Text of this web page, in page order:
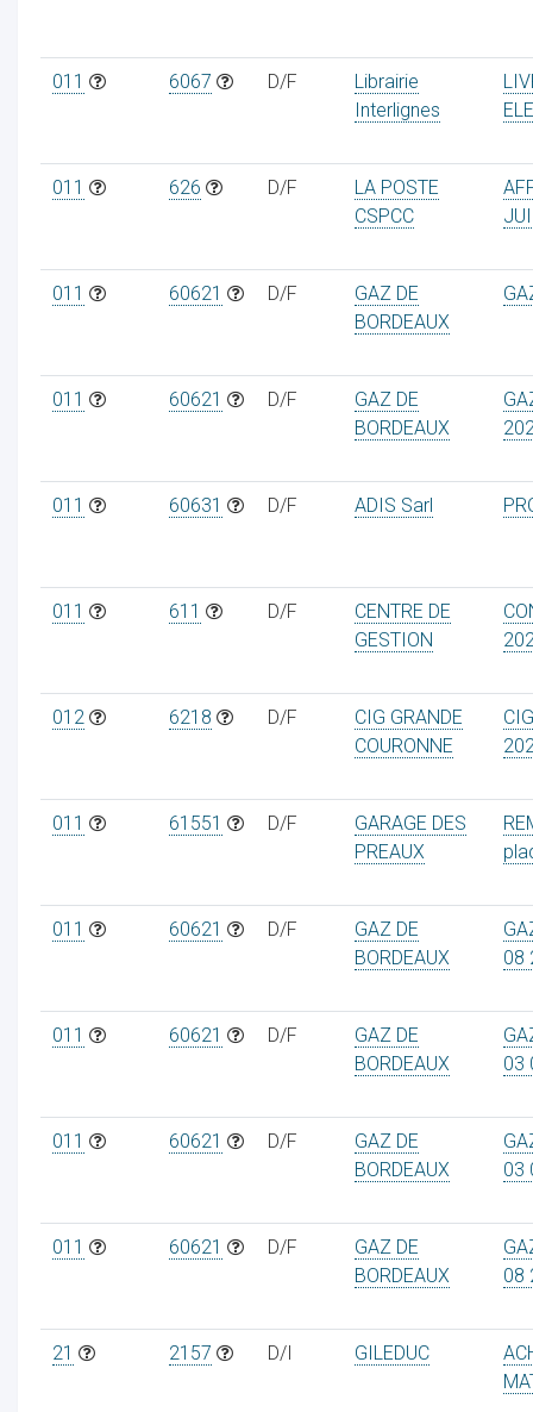
011 6067 D/F
Librairie
Interlignes
011 626 D/F
LA POSTE
CSPCC
011 60621 D/F
GAZ DE
BORDEAUX
011 60621 D/F
GAZ DE
BORDEAUX
011 60631 D/F ADIS Sarl
011 611 D/F
CENTRE DE
GESTION
012 6218 D/F
CIG GRANDE
COURONNE
011 61551 D/F
GARAGE DES
PREAUX
011 60621 D/F
GAZ DE
BORDEAUX
08
011 60621 D/F
GAZ DE
BORDEAUX
03
011 60621 D/F
GAZ DE
BORDEAUX
03
011 60621 D/F
GAZ DE
BORDEAUX
08
21 2157 D/I GILEDUC